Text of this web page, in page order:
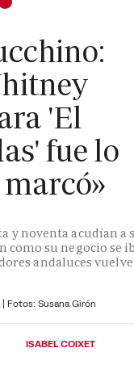
'El
fue lo
y noventa acudían a
como su negocio se
andaluces
Fotos: Susana Girón
ISABEL COIXET